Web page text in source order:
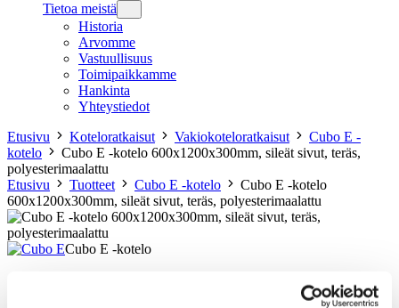
Tietoa meistä
Historia
Arvomme
Vastuullisuus
Toimipaikkamme
Hankinta
Yhteystiedot
Etusivu
Koteloratkaisut Vakiokoteloratkaisut
Cubo E -
kotelo
Cubo E -kotelo 600x1200x300mm, sileät sivut, teräs,
polyesterimaalattu
Etusivu
Tuotteet Cubo E -kotelo
Cubo E -kotelo
600x1200x300mm, sileät sivut, teräs, polyesterimaalattu
Cubo E -kotelo